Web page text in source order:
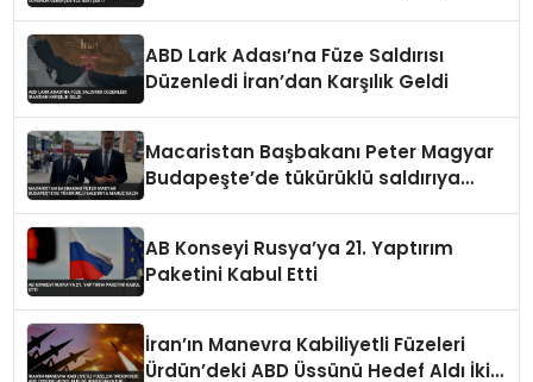
ABD Lark Adası’na Füze Saldırısı
Düzenledi İran’dan Karşılık Geldi
Macaristan Başbakanı Peter Magyar
Budapeşte’de tükürüklü saldırıya
AB Konseyi Rusya’ya 21. Yaptırım
Paketini Kabul Etti
İran’ın Manevra Kabiliyetli Füzeleri
Ürdün’deki ABD Üssünü Hedef Aldı İki